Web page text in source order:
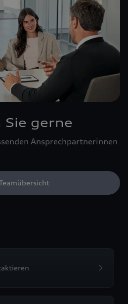
gerne
Ansprechpartnerinnen